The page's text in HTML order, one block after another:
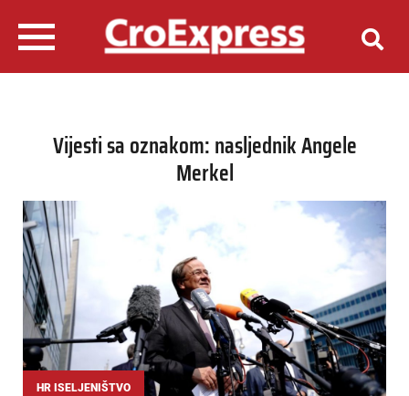
Vijesti sa oznakom: nasljednik Angele
Merkel
HR ISELJENIŠTVO